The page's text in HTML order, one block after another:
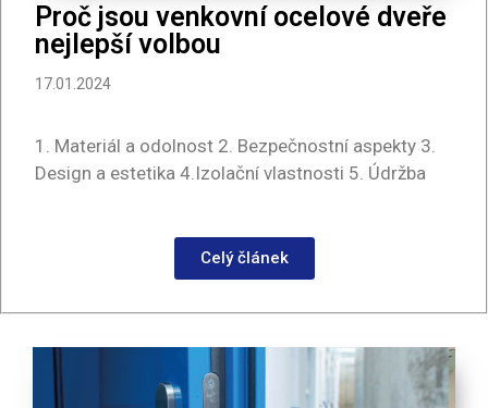
Proč jsou venkovní ocelové dveře
nejlepší volbou
17.01.2024
1. Materiál a odolnost 2. Bezpečnostní aspekty 3.
Design a estetika 4.Izolační vlastnosti 5. Údržba
Celý článek